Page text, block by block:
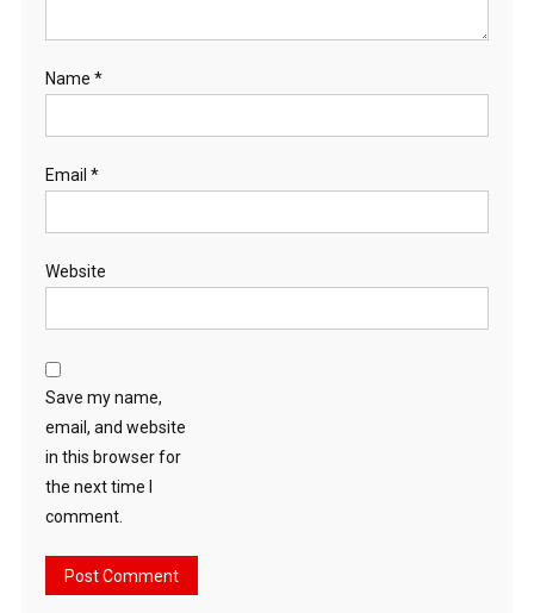
Name *
Email *
Website
Save my name,
email, and website
in this browser for
the next time I
comment.